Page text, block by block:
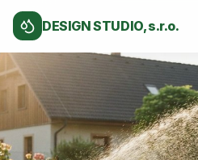
DESIGN STUDIO, s.r.o.